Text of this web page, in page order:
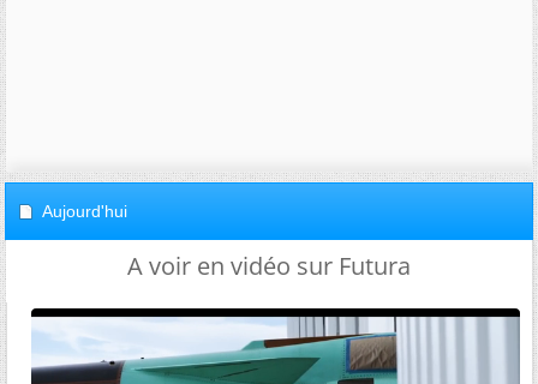
Aujourd'hui
A voir en vidéo sur Futura